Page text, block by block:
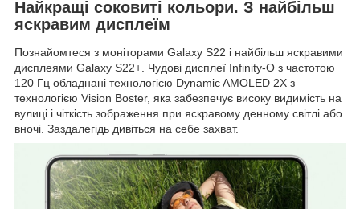
Найкращі соковиті кольори. З найбільш
яскравим дисплеїм
Познайомтеся з моніторами Galaxy S22 і найбільш яскравими
дисплеями Galaxy S22+. Чудові дисплеї Infinity-O з частотою
120 Гц обладнані технологією Dynamic AMOLED 2X з
технологією Vision Boster, яка забезпечує високу видимість на
вулиці і чіткість зображення при яскравому денному світлі або
вночі. Заздалегідь дивіться на себе захват.